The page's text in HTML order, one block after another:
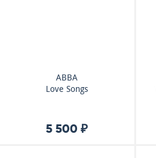
ABBA
Love Songs
5 500 ₽